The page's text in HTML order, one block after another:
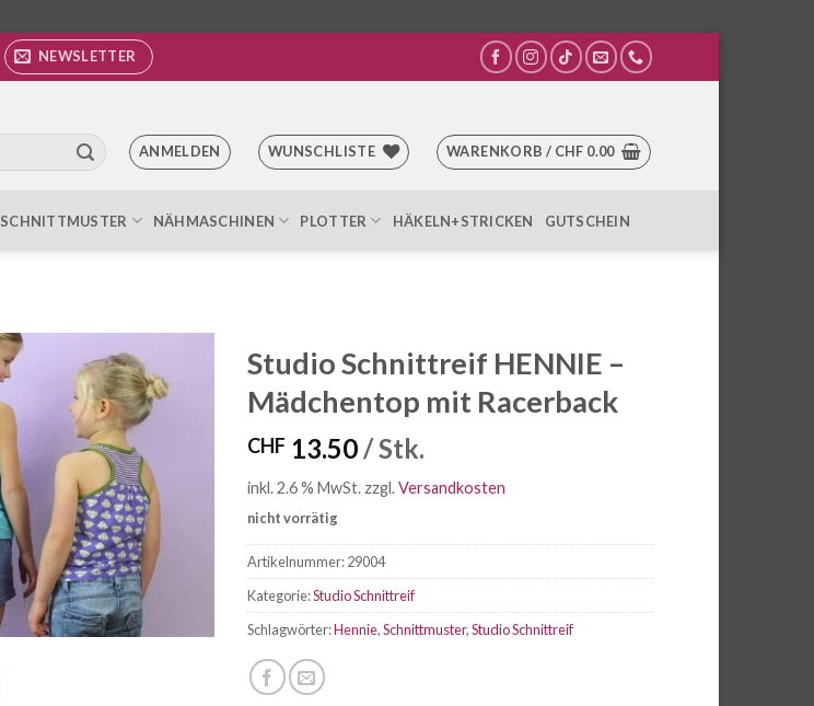
NEWSLETTER
ANMELDEN WUNSCHLISTE WARENKORB / CHF 0.00
SCHNITTMUSTER NÄHMASCHINEN PLOTTER HÄKELN+STRICKEN GUTSCHEIN
Auf die
Wunschliste
Studio Schnittreif HENNIE –
Mädchentop mit Racerback
CHF 13.50 / Stk.
inkl. 2.6 % MwSt. zzgl.Versandkosten
nicht vorrätig
Artikelnummer:29004
Kategorie:Studio Schnittreif
Schlagwörter:Hennie,Schnittmuster,Studio Schnittreif